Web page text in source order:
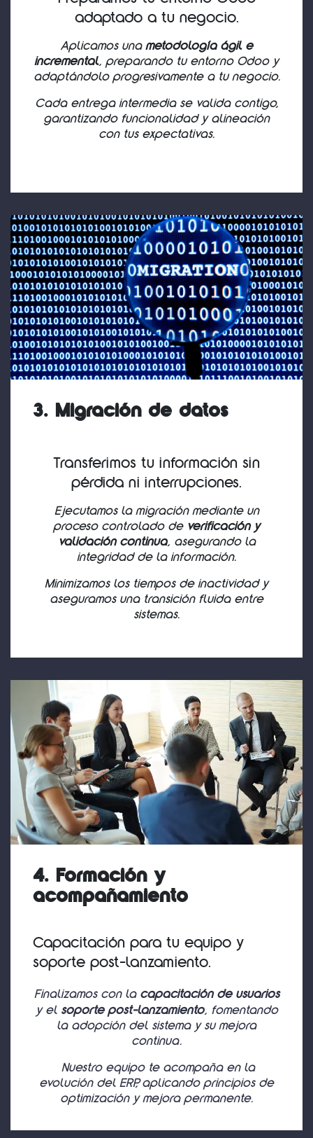
adaptado a tu negocio.
Aplicamos una metodología ágil e
incremental, preparando tu entorno Odoo y
adaptándolo progresivamente a tu negocio.
Cada entrega intermedia se valida contigo,
garantizando funcionalidad y alineación
con tus expectativas.
3. Migración de datos
Transferimos tu información sin
pérdida ni interrupciones.
Ejecutamos la migración mediante un
proceso controlado de verificación y
validación continua, asegurando la
integridad de la información.
Minimizamos los tiempos de inactividad y
aseguramos una transición fluida entre
sistemas.
4. Formación y
acompañamiento
Capacitación para tu equipo y
soporte post-lanzamiento.
Finalizamos con la capacitación de usuarios
y el soporte post-lanzamiento, fomentando
la adopción del sistema y su mejora
continua.
Nuestro equipo te acompaña en la
evolución del ERP, aplicando principios de
optimización y mejora permanente.